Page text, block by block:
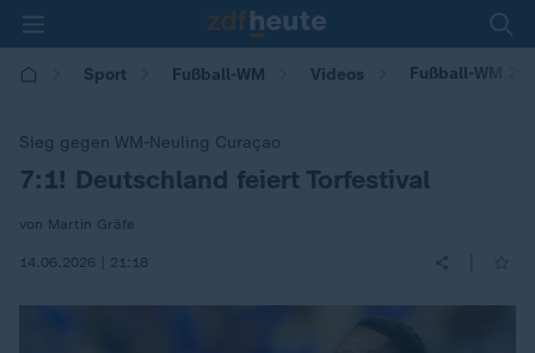
Sport Fußball-WM Videos Fußball-WM
Sieg gegen WM-Neuling Curaçao
:7:1! Deutschland feiert Torfestival
von Martin Gräfe
14.06.2026 | 21:18